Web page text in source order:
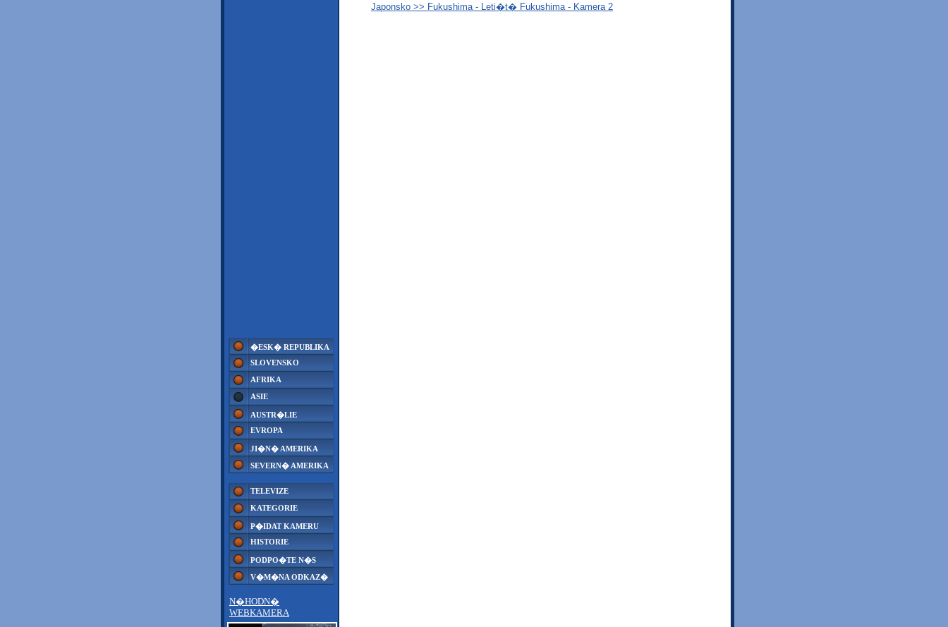
�ESK� REPUBLIKA
SLOVENSKO
AFRIKA
ASIE
AUSTR�LIE
EVROPA
JI�N� AMERIKA
SEVERN� AMERIKA
TELEVIZE
KATEGORIE
P�IDAT KAMERU
HISTORIE
PODPO�TE N�S
V�M�NA ODKAZ�
N�HODN�
WEBKAMERA
Japonsko >> Fukushima - Leti�t� Fukushima - Kamera 2